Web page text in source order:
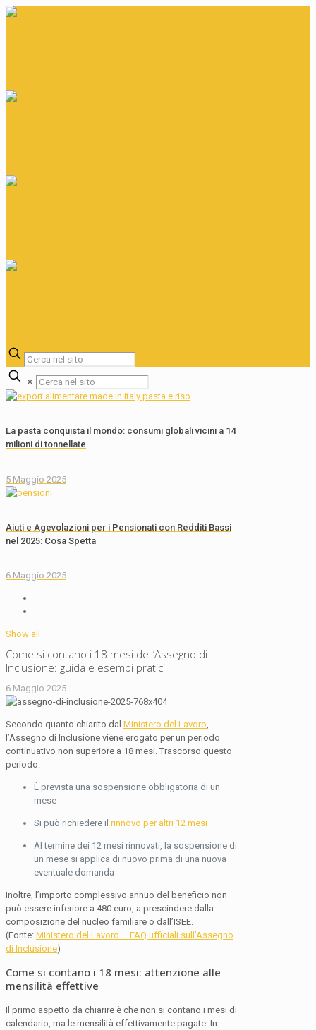
✕
La pasta conquista il mondo: consumi globali vicini a 14
milioni di tonnellate
5 Maggio 2025
Aiuti e Agevolazioni per i Pensionati con Redditi Bassi
nel 2025: Cosa Spetta
6 Maggio 2025
Show all
Come si contano i 18 mesi dell’Assegno di
Inclusione: guida e esempi pratici
6 Maggio 2025
Secondo quanto chiarito dal Ministero del Lavoro,
l’Assegno di Inclusione viene erogato per un periodo
continuativo non superiore a 18 mesi. Trascorso questo
periodo:
È prevista una sospensione obbligatoria di un
mese
Si può richiedere il rinnovo per altri 12 mesi
Al termine dei 12 mesi rinnovati, la sospensione di
un mese si applica di nuovo prima di una nuova
eventuale domanda
Inoltre, l’importo complessivo annuo del beneficio non
può essere inferiore a 480 euro, a prescindere dalla
composizione del nucleo familiare o dall’ISEE.
(Fonte: Ministero del Lavoro – FAQ ufficiali sull’Assegno
di Inclusione)
Come si contano i 18 mesi: attenzione alle
mensilità effettive
Il primo aspetto da chiarire è che non si contano i mesi di
calendario, ma le mensilità effettivamente pagate. In